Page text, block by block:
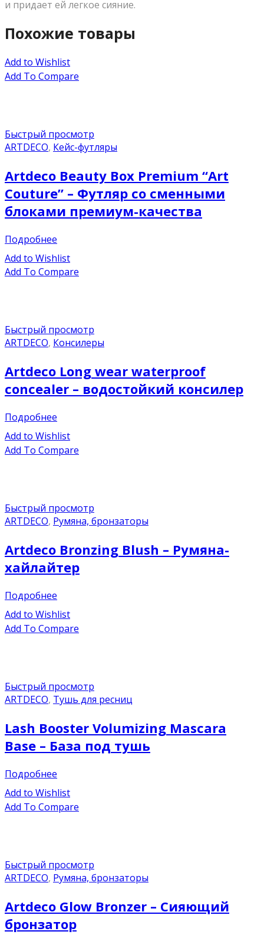
и придает ей легкое сияние.
Похожие товары
Add to Wishlist
Add To Compare
Быстрый просмотр
ARTDECO, Кейс-футляры
Artdeco Beauty Box Premium “Art
Couture” – Футляр со сменными
блоками премиум-качества
Подробнее
Add to Wishlist
Add To Compare
Быстрый просмотр
ARTDECO, Консилеры
Artdeco Long wear waterproof
concealer – водостойкий консилер
Подробнее
Add to Wishlist
Add To Compare
Быстрый просмотр
ARTDECO, Румяна, бронзаторы
Artdeco Bronzing Blush – Румяна-
хайлайтер
Подробнее
Add to Wishlist
Add To Compare
Быстрый просмотр
ARTDECO, Тушь для ресниц
Lash Booster Volumizing Mascara
Base – База под тушь
Подробнее
Add to Wishlist
Add To Compare
Быстрый просмотр
ARTDECO, Румяна, бронзаторы
Artdeco Glow Bronzer – Сияющий
бронзатор